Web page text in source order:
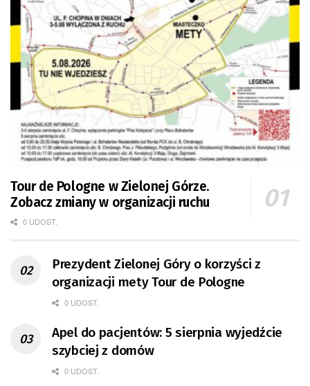
Tour de Pologne w Zielonej Górze.
Zobacz zmiany w organizacji ruchu
0 UDOST.
Prezydent Zielonej Góry o korzyści z
organizacji mety Tour de Pologne
0 UDOST.
Apel do pacjentów: 5 sierpnia wyjedźcie
szybciej z domów
0 UDOST.